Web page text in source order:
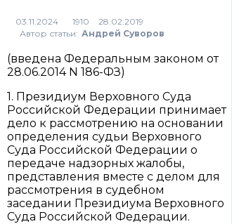
1910
Автор статьи: Андрей Суворов
(введена Федеральным законом от
28.06.2014 N 186-ФЗ)
1. Президиум Верховного Суда
Российской Федерации принимает
дело к рассмотрению на основании
определения судьи Верховного
Суда Российской Федерации о
передаче надзорных жалобы,
представления вместе с делом для
рассмотрения в судебном
заседании Президиума Верховного
Суда Российской Федерации.